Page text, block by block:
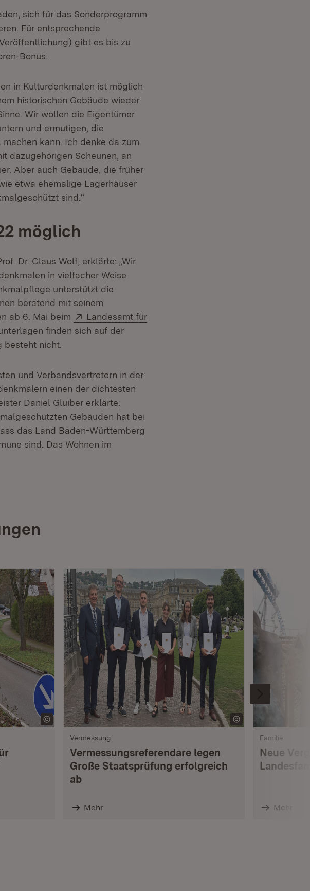
sich für das Sonderprogramm
Für entsprechende
gibt es bis zu
Bonus.
in Kulturdenkmalen ist möglich
historischen Gebäude wieder
Wir wollen die Eigentümer
und ermutigen, die
kann. Ich denke da zum
dazugehörigen Scheunen, an
Aber auch Gebäude, die früher
etwa ehemalige Lagerhäuser
sind.“
möglich
Dr. Claus Wolf, erklärte: „Wir
in vielfacher Weise
unterstützt die
beratend mit seinem
ab 6. Mai beim
Extern:
Landesamt für
finden sich auf der
besteht nicht.
und Verbandsvertretern in der
einen der dichtesten
Daniel Gluiber erklärte:
Gebäuden hat bei
das Land Baden-Württemberg
sind. Das Wohnen im
Vermessung
Vermessungsreferendare legen
Große Staatsprüfung erfolgreich
ab
Mehr
Familie
Neue
Mehr
6 9 12